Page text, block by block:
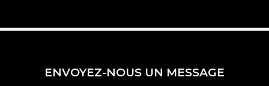
ENVOYEZ-NOUS UN MESSAGE